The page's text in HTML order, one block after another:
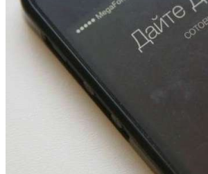
18:39
В Красноармейском районе
конкурс на ремонт моста через
судоходный канал
Фестиваль #ТриЧетыре в
11–13 сентября в рамках Года